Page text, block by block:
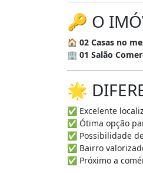
🔑 O
🏠 02 Casas no
🏢 01 Salão
🌟
✅ Excelente
✅ Ótima opção
✅ Possibilidade
✅ Bairro
✅ Próximo a